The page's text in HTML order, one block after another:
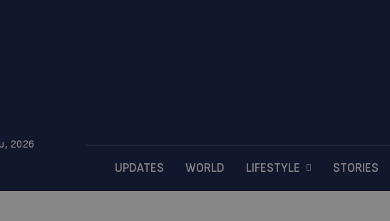
2026
UPDATES WORLD LIFESTYLE STORIES